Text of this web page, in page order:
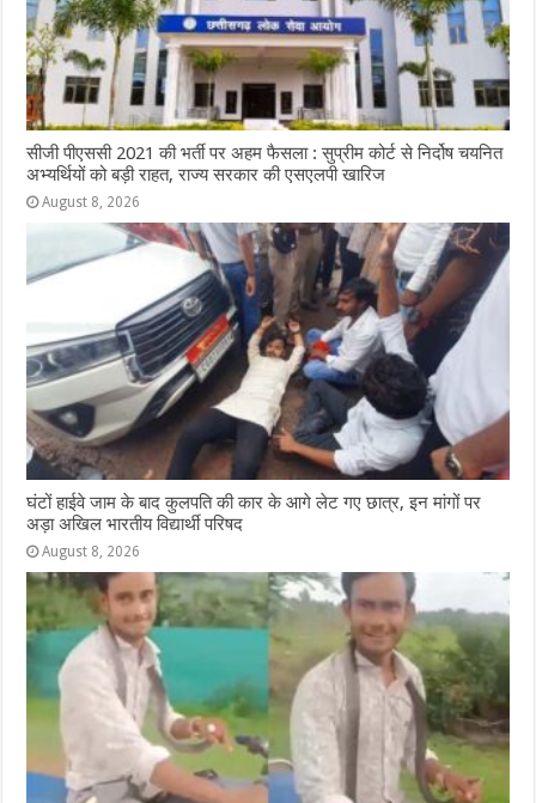
सीजी पीएससी 2021 की भर्ती पर अहम फैसला : सुप्रीम कोर्ट से निर्दोष चयनित
अभ्यर्थियों को बड़ी राहत, राज्य सरकार की एसएलपी खारिज
August 8, 2026
घंटों हाईवे जाम के बाद कुलपति की कार के आगे लेट गए छात्र, इन मांगों पर
अड़ा अखिल भारतीय विद्यार्थी परिषद
August 8, 2026